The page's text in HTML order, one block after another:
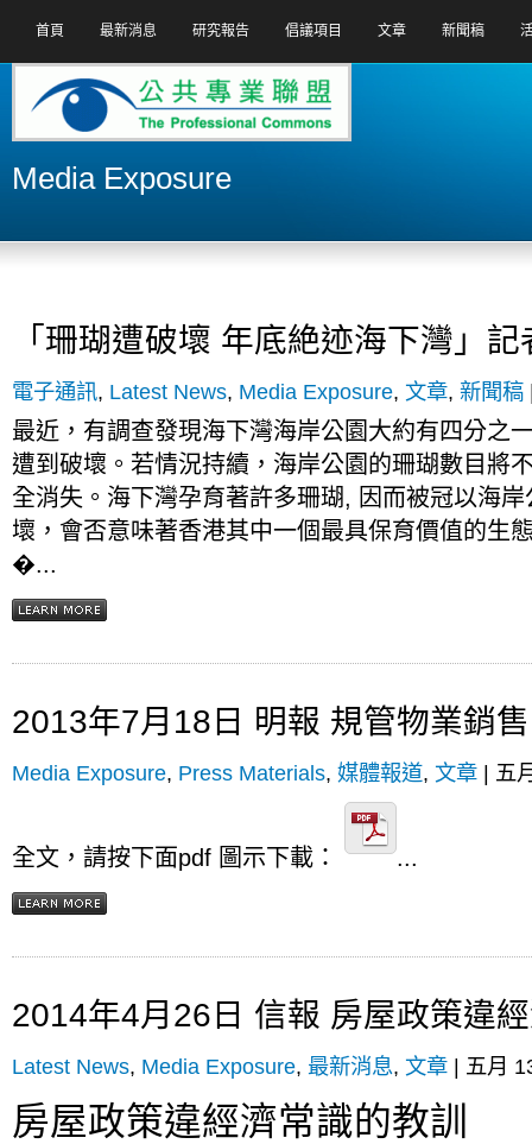
首頁 最新消息 研究報告 倡議項目 文章 新聞稿
Media Exposure
「珊瑚遭破壞 年底絶迹海下灣」
電子通訊, Latest News, Media Exposure, 文章, 新聞稿
最近，有調查發現海下灣海岸公園大約有四分之
遭到破壞。若情況持續，海岸公園的珊瑚數目將
全消失。海下灣孕育著許多珊瑚, 因而被冠以海
壞，會否意味著香港其中一個最具保育價值的生
�...
2013年7月18日 明報 規管物業銷
Media Exposure, Press Materials, 媒體報道, 文章 | 五
全文，請按下面pdf 圖示下載： ...
2014年4月26日 信報 房屋政策違
Latest News, Media Exposure, 最新消息, 文章 | 五月
房屋政策違經濟常識的教訓